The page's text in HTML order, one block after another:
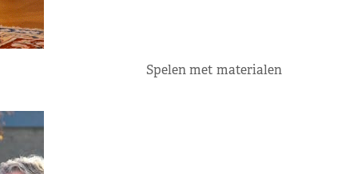
Spelen met materialen